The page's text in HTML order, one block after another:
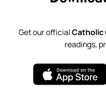
Get our officialCatholic
readings,